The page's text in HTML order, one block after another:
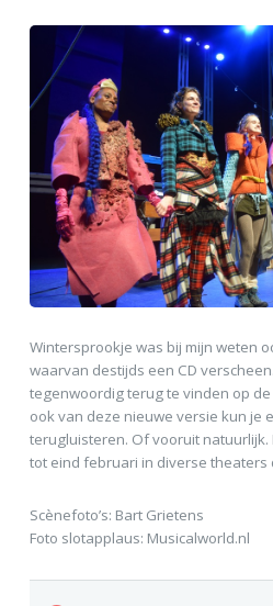
Wintersprookje was bij mijn weten
waarvan destijds een CD
tegenwoordig terug te vinden op
ook van deze nieuwe versie kun je
terugluisteren. Of vooruit natuurlijk.
tot eind februari in diverse theaters
Scènefoto’s: Bart Grietens
Foto slotapplaus: Musicalworld.nl